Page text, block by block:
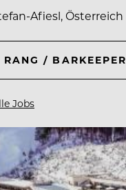
Afiesl, Österreich
CHEF DE RANG / BARKEEPER
Jobs